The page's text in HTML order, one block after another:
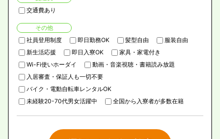
交通費あり
その他
社員登用制度
即日勤務OK 髪型自由
服装自由
新生活応援
即日入寮OK
家具・家電付き
Wi-Fi使いホーダイ
動画・音楽視聴・書籍読み放題
入居審査・保証人も一切不要
バイク・電動自転車レンタルOK
未経験20-70代男女活躍中
全国から入寮者が多数在籍